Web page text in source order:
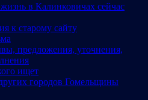
в Калинковичах сейчас
к старому сайту
предложения, уточнения,
ищет
городов Гомельщины